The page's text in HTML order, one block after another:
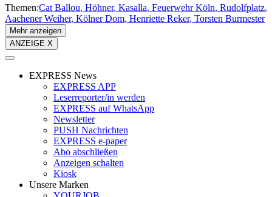
Themen:Cat Ballou Höhner Kasalla Feuerwehr Köln Rudolfplatz
Aachener Weiher Kölner Dom Henriette Reker Torsten Burmester
Mehr anzeigen
ANZEIGE X
EXPRESS News
EXPRESS APP
Leserreporter/in werden
EXPRESS auf WhatsApp
Newsletter
PUSH Nachrichten
EXPRESS e-paper
Abo abschließen
Anzeigen schalten
Kiosk
Unsere Marken